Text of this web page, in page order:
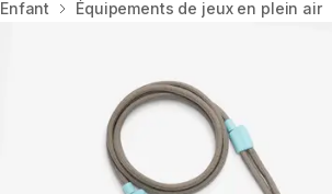
Accueil
Enfant Équipements de jeux en plein air